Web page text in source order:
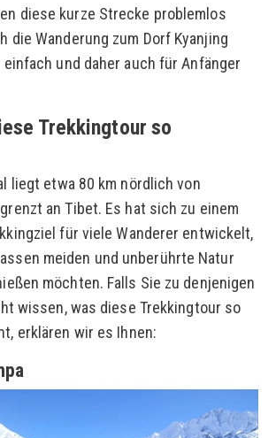
diese kurze Strecke problemlos
die Wanderung zum Dorf Kyanjing
und daher auch für Anfänger
Trekkingtour so
liegt etwa 80 km nördlich von
an Tibet. Es hat sich zu einem
für viele Wanderer entwickelt,
meiden und unberührte Natur
möchten. Falls Sie zu denjenigen
wissen, was diese Trekkingtour so
erklären wir es Ihnen: